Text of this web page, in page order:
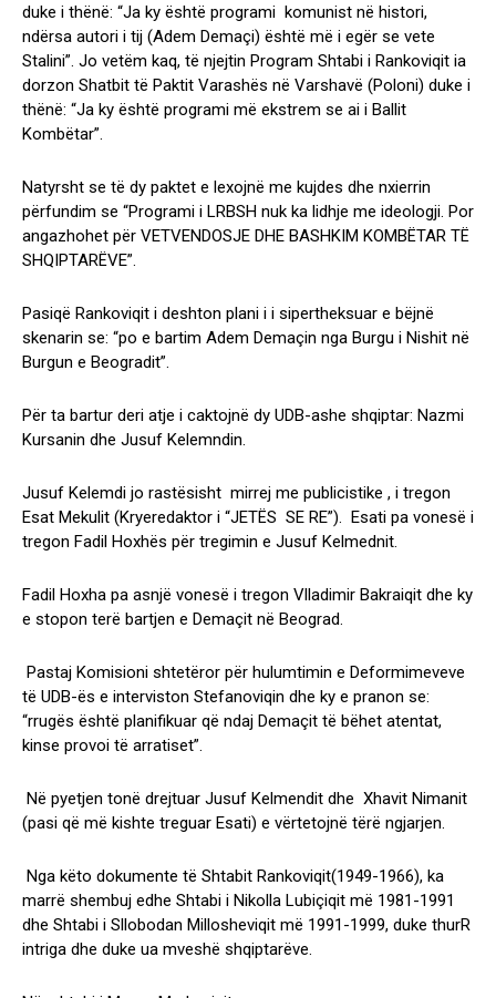
duke i thënë: “Ja ky është programi komunist në histori,
ndërsa autori i tij (Adem Demaçi) është më i egër se vete
Stalini”. Jo vetëm kaq, të njejtin Program Shtabi i Rankoviqit ia
dorzon Shatbit të Paktit Varashës në Varshavë (Poloni) duke i
thënë: “Ja ky është programi më ekstrem se ai i Ballit
Kombëtar”.
Natyrsht se të dy paktet e lexojnë me kujdes dhe nxierrin
përfundim se “Programi i LRBSH nuk ka lidhje me ideologji. Por
angazhohet për VETVENDOSJE DHE BASHKIM KOMBËTAR TË
SHQIPTARËVE”.
Pasiqë Rankoviqit i deshton plani i i sipertheksuar e bëjnë
skenarin se: “po e bartim Adem Demaçin nga Burgu i Nishit në
Burgun e Beogradit”.
Për ta bartur deri atje i caktojnë dy UDB-ashe shqiptar: Nazmi
Kursanin dhe Jusuf Kelemndin.
Jusuf Kelemdi jo rastësisht mirrej me publicistike , i tregon
Esat Mekulit (Kryeredaktor i “JETËS SE RE”). Esati pa vonesë i
tregon Fadil Hoxhës për tregimin e Jusuf Kelmednit.
Fadil Hoxha pa asnjë vonesë i tregon Vlladimir Bakraiqit dhe ky
e stopon terë bartjen e Demaçit në Beograd.
Pastaj Komisioni shtetëror për hulumtimin e Deformimeveve
të UDB-ës e interviston Stefanoviqin dhe ky e pranon se:
“rrugës është planifikuar që ndaj Demaçit të bëhet atentat,
kinse provoi të arratiset”.
Në pyetjen tonë drejtuar Jusuf Kelmendit dhe Xhavit Nimanit
(pasi që më kishte treguar Esati) e vërtetojnë tërë ngjarjen.
Nga këto dokumente të Shtabit Rankoviqit(1949-1966), ka
marrë shembuj edhe Shtabi i Nikolla Lubiçiqit më 1981-1991
dhe Shtabi i Sllobodan Millosheviqit më 1991-1999, duke thurR
intriga dhe duke ua mveshë shqiptarëve.